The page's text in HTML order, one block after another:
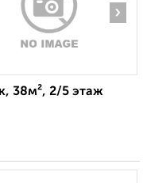
›
38м², 2/5 этаж